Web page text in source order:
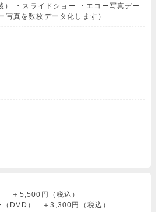
） ・スライドショー ・エコー写真デー
写真を数枚データ化します）
＋5,500円（税込）
（DVD） ＋3,300円（税込）